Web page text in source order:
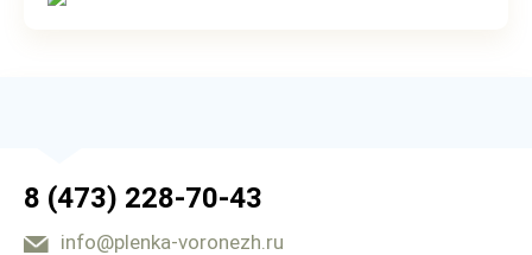
8 (473) 228-70-43
info@plenka-voronezh.ru